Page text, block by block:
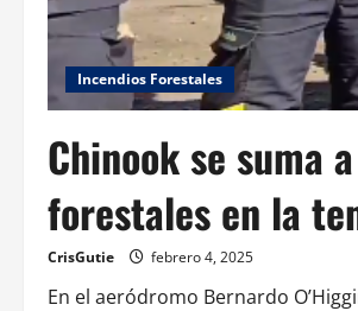
Incendios Forestales
Chinook se suma
forestales en la
CrisGutie febrero 4, 2025
En el aeródromo Bernardo